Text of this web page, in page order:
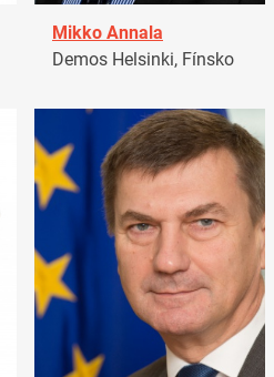
Mikko Annala
Demos Helsinki, Fínsko